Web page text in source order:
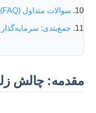
سوالات متداول (FAQ)
جمع‌بندی:
مقدمه: چالش